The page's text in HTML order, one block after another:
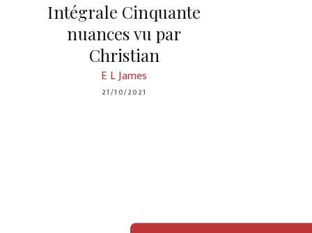
Intégrale Cinquante
nuances vu par
Christian
E L James
21/10/2021